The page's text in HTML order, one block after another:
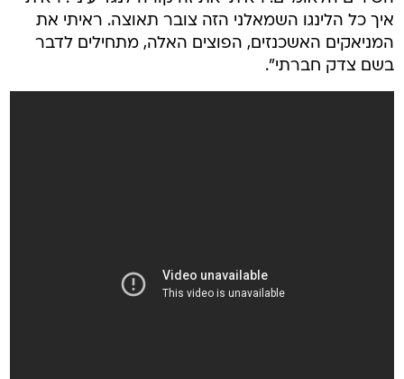
איך כל הלינגו השמאלני הזה צובר תאוצה. ראיתי את
המניאקים האשכנזים, הפוצים האלה, מתחילים לדבר
בשם צדק חברתי".